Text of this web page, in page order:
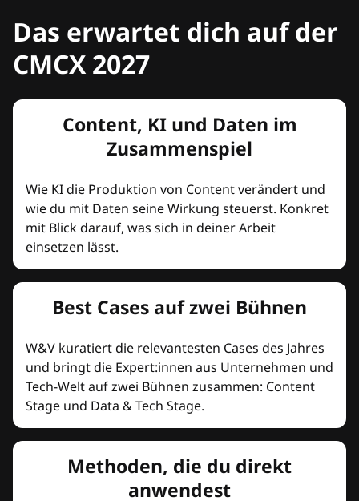
Das erwartet dich auf der
CMCX 2027
Content, KI und Daten im
Zusammenspiel
Wie KI die Produktion von Content verändert und
wie du mit Daten seine Wirkung steuerst. Konkret
mit Blick darauf, was sich in deiner Arbeit
einsetzen lässt.
Best Cases auf zwei Bühnen
W&V kuratiert die relevantesten Cases des Jahres
und bringt die Expert:innen aus Unternehmen und
Tech-Welt auf zwei Bühnen zusammen: Content
Stage und Data & Tech Stage.
Methoden, die du direkt
anwendest